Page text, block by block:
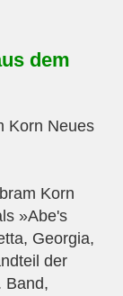
dem
Korn Neues
Korn
»Abe's
Georgia,
der
Band,